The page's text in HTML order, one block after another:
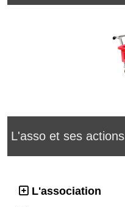
L'asso et ses actions
L'association